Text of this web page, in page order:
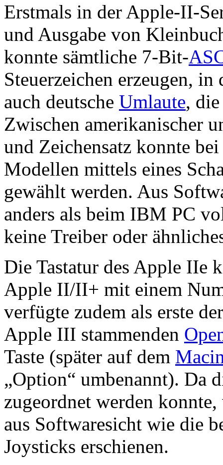
Erstmals in der Apple-II-
und Ausgabe von
konnte sämtliche 7-Bit-
Steuerzeichen erzeugen, in
auch deutsche Umlaute,
Zwischen amerikanischer
und Zeichensatz konnte
Modellen mittels eines
gewählt werden. Aus
anders als beim IBM PC
keine Treiber oder
Die Tastatur des Apple IIe
Apple II/II+ mit einem
verfügte zudem als erste
Apple III stammenden
Taste (später auf dem
„Option“ umbenannt). Da
zugeordnet werden
aus Softwaresicht wie die
Joysticks erschienen.